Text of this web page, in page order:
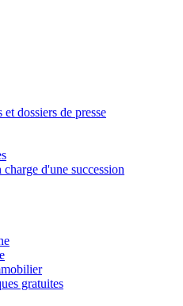
dossiers de presse
d'une succession
gratuites